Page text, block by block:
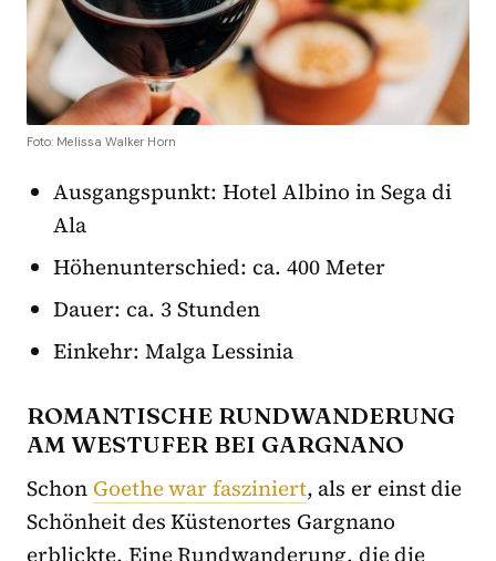
Foto: Melissa Walker Horn
Ausgangspunkt: Hotel Albino in Sega di
Ala
Höhenunterschied: ca. 400 Meter
Dauer: ca. 3 Stunden
Einkehr: Malga Lessinia
ROMANTISCHE RUNDWANDERUNG
AM WESTUFER BEI GARGNANO
Schon Goethe war fasziniert, als er einst die
Schönheit des Küstenortes Gargnano
erblickte. Eine Rundwanderung, die die